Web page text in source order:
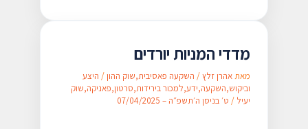
מדדי המניות יורדים
מאתאהרן זלץ/השקעה פאסיבית,שוק ההון/היצע
וביקוש,השקעה,ידע,למכור בירידות,סרטון,פאניקה,שוק
יעיל/ ט׳ בניסן ה׳תשפ״ה – 07/04/2025